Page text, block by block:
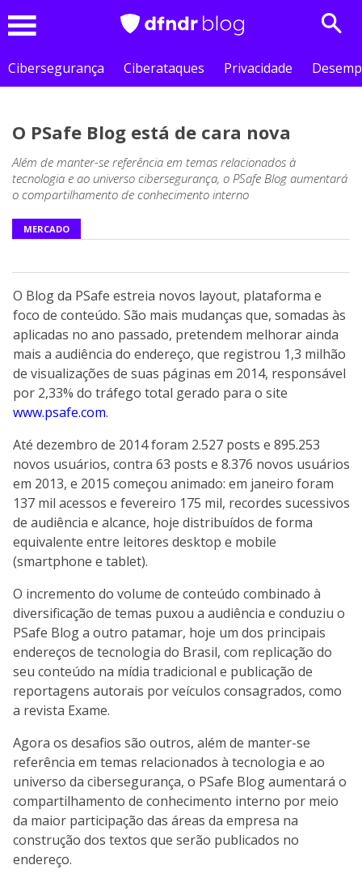
Cibersegurança
Ciberataques Privacidade
O PSafe Blog está de cara nova
Além de manter-se referência em temas relacionados à
tecnologia e ao universo cibersegurança, o PSafe Blog aumentará
o compartilhamento de conhecimento interno
MERCADO
O Blog da PSafe estreia novos layout, plataforma e
foco de conteúdo. São mais mudanças que, somadas às
aplicadas no ano passado, pretendem melhorar ainda
mais a audiência do endereço, que registrou 1,3 milhão
de visualizações de suas páginas em 2014, responsável
por 2,33% do tráfego total gerado para o site
www.psafe.com.
Até dezembro de 2014 foram 2.527 posts e 895.253
novos usuários, contra 63 posts e 8.376 novos usuários
em 2013, e 2015 começou animado: em janeiro foram
137 mil acessos e fevereiro 175 mil, recordes sucessivos
de audiência e alcance, hoje distribuídos de forma
equivalente entre leitores desktop e mobile
(smartphone e tablet).
O incremento do volume de conteúdo combinado à
diversificação de temas puxou a audiência e conduziu o
PSafe Blog a outro patamar, hoje um dos principais
endereços de tecnologia do Brasil, com replicação do
seu conteúdo na mídia tradicional e publicação de
reportagens autorais por veículos consagrados, como
a revista Exame.
Agora os desafios são outros, além de manter-se
referência em temas relacionados à tecnologia e ao
universo da cibersegurança, o PSafe Blog aumentará o
compartilhamento de conhecimento interno por meio
da maior participação das áreas da empresa na
construção dos textos que serão publicados no
endereço.